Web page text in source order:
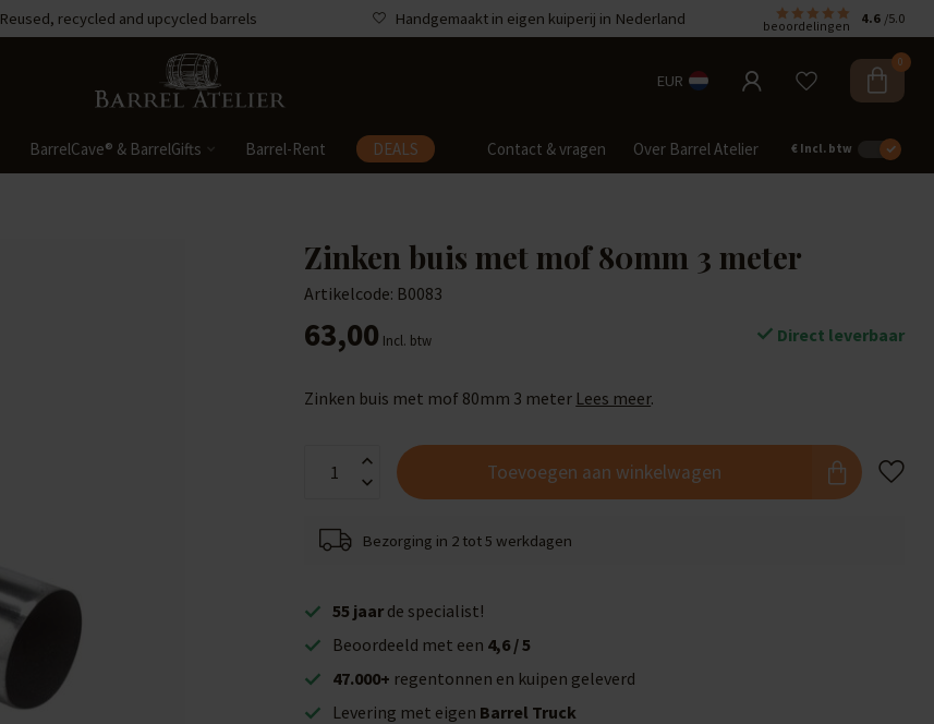
Reused, recycled and upcycled barrels Handgemaakt in eigen kuiperij in Nederland beoordelingen 4.6 /5.0
EUR
0
BarrelCave® & BarrelGifts Barrel-Rent DEALS Contact & vragen Over Barrel Atelier € Incl. btw
Zinken buis met mof 80mm 3 meter
Artikelcode: B0083
63,00 Incl. btw Direct leverbaar
Zinken buis met mof 80mm 3 meter Lees meer.
Toevoegen aan winkelwagen
Bezorging in 2 tot 5 werkdagen
55 jaar de specialist!
Beoordeeld met een 4,6 / 5
47.000+ regentonnen en kuipen geleverd
Levering met eigen Barrel Truck